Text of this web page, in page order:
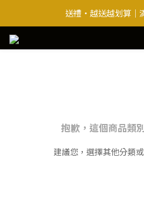
送禮・越送越划算｜
送禮・越送越划算｜
抱歉，這個商品類
建議您，選擇其他分類